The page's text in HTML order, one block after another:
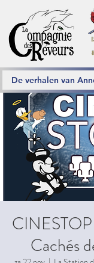
De verhalen van
Cachés